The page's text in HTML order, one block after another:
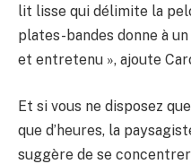
lit lisse qui délimite la
plates-bandes donne à
et entretenu », ajoute
Et si vous ne disposez
que d’heures, la
suggère de se